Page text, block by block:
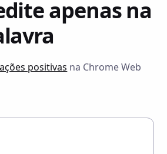
apenas na
positivas na Chrome Web